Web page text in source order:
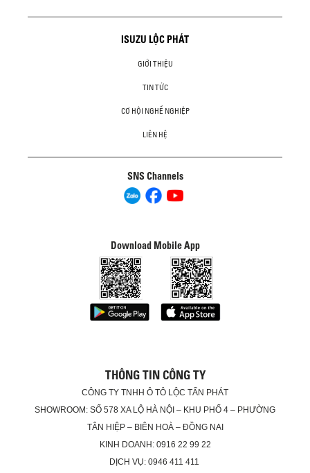
ISUZU LỘC PHÁT
GIỚI THIỆU
TIN TỨC
CƠ HỘI NGHỀ NGHIỆP
LIÊN HỆ
SNS Channels
Download Mobile App
THÔNG TIN CÔNG TY
CÔNG TY TNHH Ô TÔ LỘC TẤN PHÁT
SHOWROOM: SỐ 578 XA LỘ HÀ NỘI – KHU PHỐ 4 – PHƯỜNG
TÂN HIỆP – BIÊN HOÀ – ĐỒNG NAI
KINH DOANH: 0916 22 99 22
DỊCH VỤ: 0946 411 411